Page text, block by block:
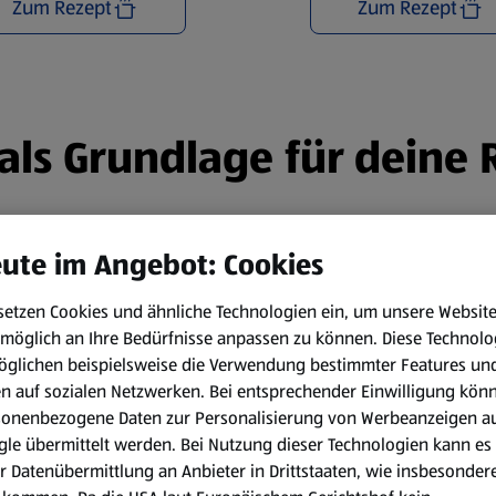
Zum Rezept Zum Rezept
Grundlage für deine
im Angebot: Cookies
Cookies und ähnliche Technologien ein, um unsere Website
an Ihre Bedürfnisse anpassen zu können. Diese
beispielsweise die Verwendung bestimmter Features
auf sozialen Netzwerken. Bei entsprechender Einwilligung
Daten zur Personalisierung von Werbeanzeigen
übermittelt werden. Bei Nutzung dieser Technologien kann es
Datenübermittlung an Anbieter in Drittstaaten, wie